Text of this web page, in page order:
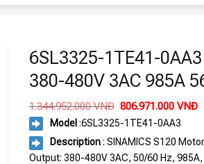
6SL3325-1TE41-
380-480V 3AC 985A
1.344.952.000VNĐ Giá
gốc
là:
1.344.952.000
806.971.000VNĐ
Model :6SL3325-1TE41-0AA3
Description: SINAMICS S120
Output: 380-480V 3AC, 50/60 Hz,